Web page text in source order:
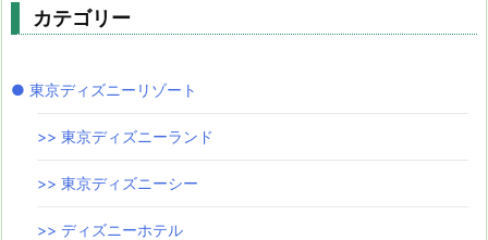
カテゴリー
● 東京ディズニーリゾート
>> 東京ディズニーランド
>> 東京ディズニーシー
>> ディズニーホテル